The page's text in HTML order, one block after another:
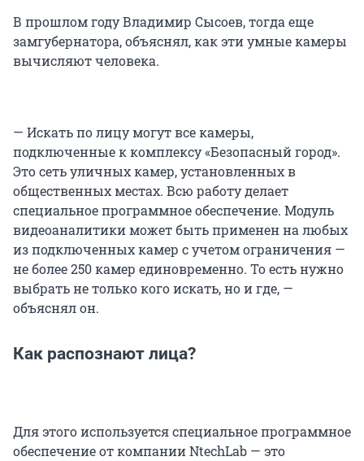
В прошлом году Владимир Сысоев, тогда еще
замгубернатора, объяснял, как эти умные камеры
вычисляют человека.
— Искать по лицу могут все камеры,
подключенные к комплексу «Безопасный город».
Это сеть уличных камер, установленных в
общественных местах. Всю работу делает
специальное программное обеспечение. Модуль
видеоаналитики может быть применен на любых
из подключенных камер с учетом ограничения —
не более 250 камер единовременно. То есть нужно
выбрать не только кого искать, но и где, —
объяснял он.
Как распознают лица?
Для этого используется специальное программное
обеспечение от компании NtechLab — это